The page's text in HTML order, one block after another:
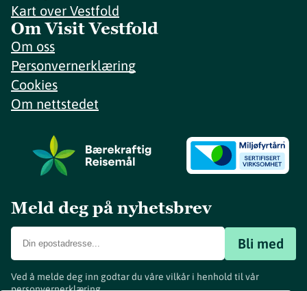
Kart over Vestfold
Om Visit Vestfold
Om oss
Personvernerklæring
Cookies
Om nettstedet
Meld deg på nyhetsbrev
Bli med
Ved å melde deg inn godtar du våre vilkår i henhold til vår